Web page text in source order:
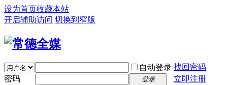
设为首页收藏本站
开启辅助访问 切换到窄版
自动登录 找回密码
密码
登录
立即注册